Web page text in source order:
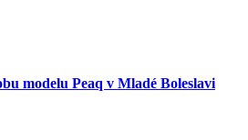
modelu Peaq v Mladé Boleslavi